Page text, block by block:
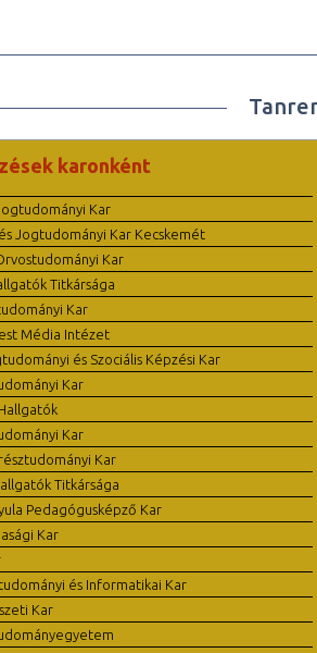
karonként
Kar
Jogtudományi Kar Kecskemét
Kar
Titkársága
Kar
Média Intézet
és Szociális Képzési Kar
Kar
Kar
Kar
Titkársága
Pedagógusképző Kar
Kar
és Informatikai Kar
Kar